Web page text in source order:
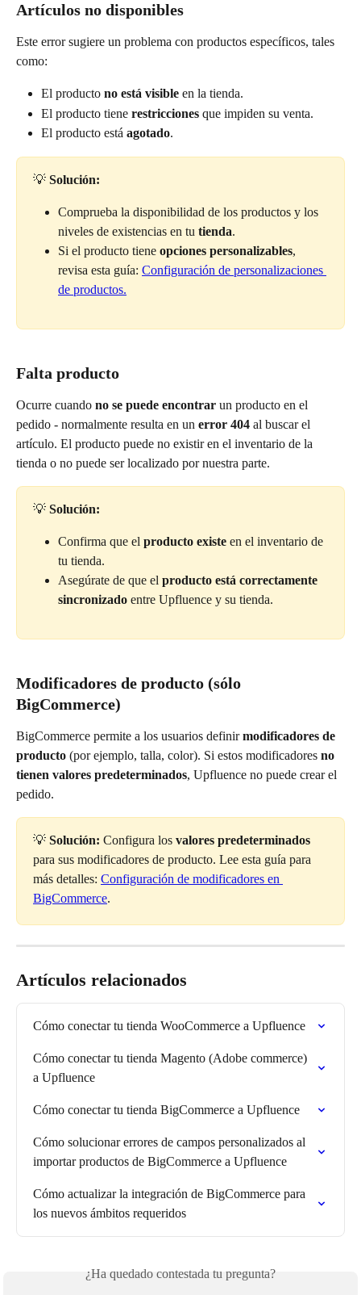
Artículos no disponibles
Este error sugiere un problema con productos específicos, tales
como:
El producto no está visible en la tienda.
El producto tiene restricciones que impiden su venta.
El producto está agotado.
💡 Solución:
Comprueba la disponibilidad de los productos y los
niveles de existencias en tu tienda.
Si el producto tiene opciones personalizables,
revisa esta guía: Configuración de personalizaciones
de productos.
Falta producto
Ocurre cuando no se puede encontrar un producto en el
pedido - normalmente resulta en un error 404 al buscar el
artículo. El producto puede no existir en el inventario de la
tienda o no puede ser localizado por nuestra parte.
💡 Solución:
Confirma que el producto existe en el inventario de
tu tienda.
Asegúrate de que el producto está correctamente
sincronizado entre Upfluence y su tienda.
Modificadores de producto (sólo
BigCommerce)
BigCommerce permite a los usuarios definir modificadores de
producto (por ejemplo, talla, color). Si estos modificadores no
tienen valores predeterminados, Upfluence no puede crear el
pedido.
💡 Solución: Configura los valores predeterminados
para sus modificadores de producto. Lee esta guía para
más detalles: Configuración de modificadores en
BigCommerce.
Artículos relacionados
Cómo conectar tu tienda WooCommerce a Upfluence
Cómo conectar tu tienda Magento (Adobe commerce)
a Upfluence
Cómo conectar tu tienda BigCommerce a Upfluence
Cómo solucionar errores de campos personalizados al
importar productos de BigCommerce a Upfluence
Cómo actualizar la integración de BigCommerce para
los nuevos ámbitos requeridos
¿Ha quedado contestada tu pregunta?